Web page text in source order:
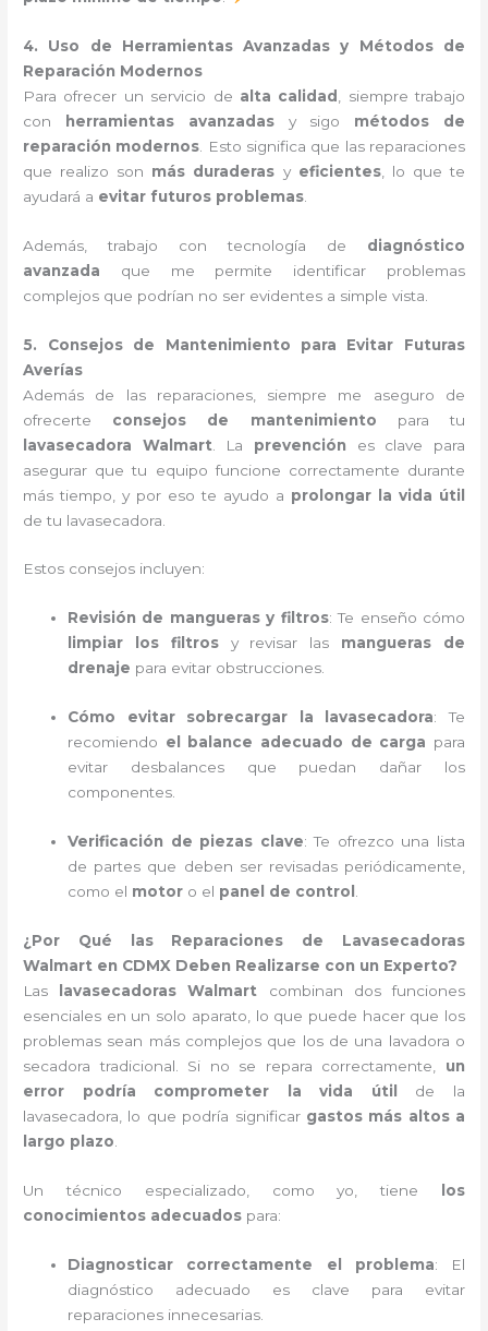
4. Uso de Herramientas Avanzadas y Métodos de
Reparación Modernos
Para ofrecer un servicio de alta calidad
, siempre trabajo
con
herramientas avanzadasy sigo métodos de
reparación modernos . Esto significa que las reparaciones
que realizo son más duraderas y eficientes, lo que te
ayudará a evitar futuros problemas
Además, trabajo con tecnología de diagnóstico
avanzada que me permite identificar problemas
complejos que podrían no ser evidentes a simple vista.
5. Consejos de Mantenimiento para Evitar Futuras
Averías
Además de las reparaciones, siempre me aseguro de
ofrecerte consejos de mantenimiento para tu
lavasecadora Walmart . La prevención es clave para
asegurar que tu equipo funcione correctamente durante
más tiempo, y por eso te ayudo a prolongar la vida útil
de tu lavasecadora.
Estos consejos incluyen:
Revisión de mangueras y filtros: Te enseño cómo
limpiar los filtrosy revisar las mangueras de
drenaje para evitar obstrucciones.
Cómo evitar sobrecargar la lavasecadora: Te
recomiendo el balance adecuado de carga para
evitar desbalances que puedan dañar los
componentes.
Verificación de piezas clave: Te ofrezco una lista
de partes que deben ser revisadas periódicamente,
como el motor o el panel de control
¿Por Qué las Reparaciones de Lavasecadoras
Walmart en CDMX Deben Realizarse con un Experto?
Las
lavasecadoras Walmart combinan dos funciones
esenciales en un solo aparato, lo que puede hacer que los
problemas sean más complejos que los de una lavadora o
secadora tradicional. Si no se repara correctamente, un
error podría comprometer la vida útil
de la
lavasecadora, lo que podría significar gastos más altos a
largo plazo
Un técnico especializado, como yo, tiene
los
conocimientos adecuados para:
Diagnosticar correctamente el problema: El
diagnóstico adecuado es clave para evitar
reparaciones innecesarias.